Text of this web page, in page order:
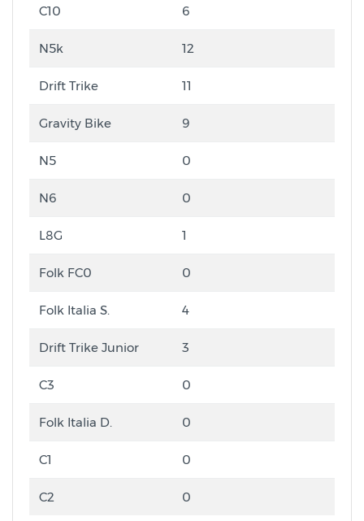
C10 6
N5k 12
Drift Trike 11
Gravity Bike 9
N5 0
N6 0
L8G 1
Folk FC0 0
Folk Italia S. 4
Drift Trike Junior 3
C3 0
Folk Italia D. 0
C1 0
C2 0